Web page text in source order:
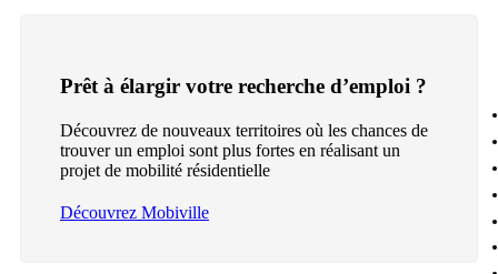
Prêt à élargir votre recherche d’emploi ?
Découvrez de nouveaux territoires où les chances de
trouver un emploi sont plus fortes en réalisant un
projet de mobilité résidentielle
Découvrez Mobiville